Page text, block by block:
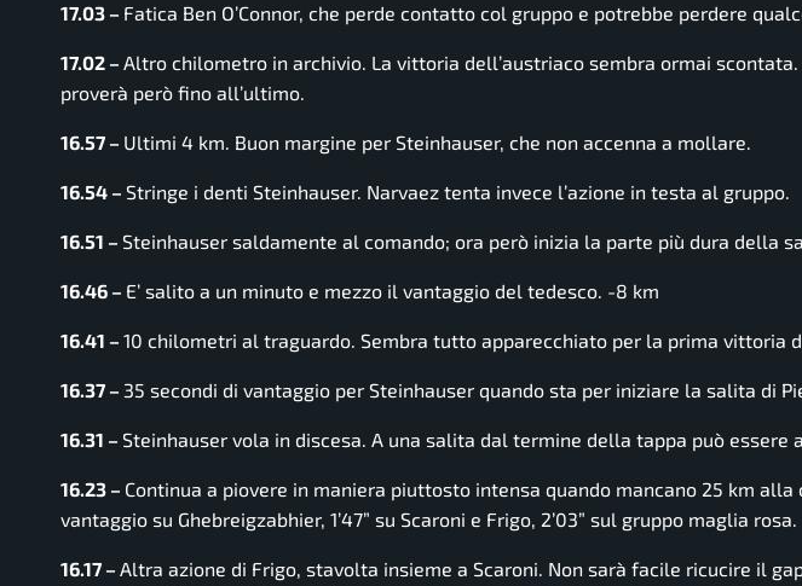
17.03 – Fatica Ben O’Connor, che perde contatto col gruppo e potrebbe perdere
17.02 – Altro chilometro in archivio. La vittoria dell’austriaco sembra ormai scontata.
proverà però fino all’ultimo.
16.57 – Ultimi 4 km. Buon margine per Steinhauser, che non accenna a mollare.
16.54 – Stringe i denti Steinhauser. Narvaez tenta invece l’azione in testa al gruppo.
16.51 – Steinhauser saldamente al comando; ora però inizia la parte più dura della
16.46 – E’ salito a un minuto e mezzo il vantaggio del tedesco. -8 km
16.41 – 10 chilometri al traguardo. Sembra tutto apparecchiato per la prima vittoria
16.37 – 35 secondi di vantaggio per Steinhauser quando sta per iniziare la salita di
16.31 – Steinhauser vola in discesa. A una salita dal termine della tappa può essere
16.23 – Continua a piovere in maniera piuttosto intensa quando mancano 25 km alla
vantaggio su Ghebreigzabhier, 1’47” su Scaroni e Frigo, 2’03” sul gruppo maglia rosa.
16.17 – Altra azione di Frigo, stavolta insieme a Scaroni. Non sarà facile ricucire il